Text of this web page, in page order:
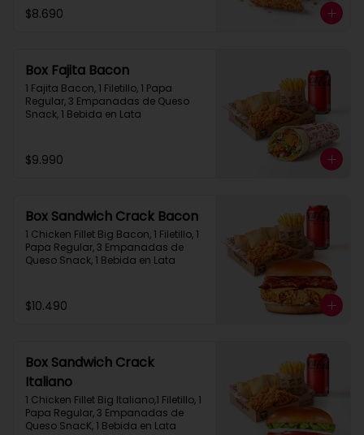
$8.690
Box Fajita Bacon
1 Fajita Bacon, 1 Filetillo, 1 Papa
Regular, 3 Empanadas de Queso
Snack, 1 Bebida en Lata
$9.990
Box Sandwich Crack Bacon
1 Chicken Fillet Big Bacon, 1 Filetillo, 1
Papa Regular, 3 Empanadas de
Queso Snack, 1 Bebida en Lata
$10.490
Box Sandwich Crack
Italiano
1 Chicken Fillet Big Italiano,1 Filetillo, 1
Papa Regular, 3 Empanadas de
Queso SnacK, 1 Bebida en Lata